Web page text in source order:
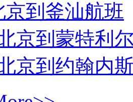
京到釜汕航班
京到蒙特利
京到约翰内